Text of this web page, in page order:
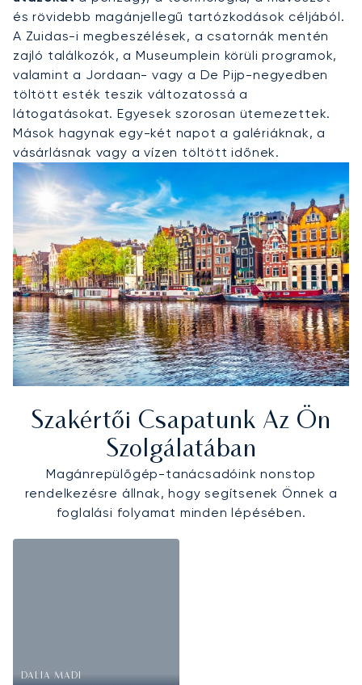
és rövidebb magánjellegű tartózkodások céljából.
A Zuidas-i megbeszélések, a csatornák mentén
zajló találkozók, a Museumplein körüli programok,
valamint a Jordaan- vagy a De Pijp-negyedben
töltött esték teszik változatossá a
látogatásokat. Egyesek szorosan ütemezettek.
Mások hagynak egy-két napot a galériáknak, a
vásárlásnak vagy a vízen töltött időnek.
Szakértői Csapatunk Az Ön
Szolgálatában
Magánrepülőgép-tanácsadóink nonstop
rendelkezésre állnak, hogy segítsenek Önnek a
foglalási folyamat minden lépésében.
DALIA MADI